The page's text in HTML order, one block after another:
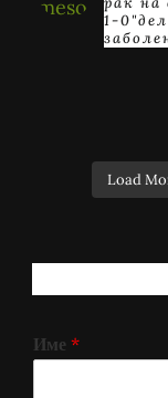
1-
Load
Име *